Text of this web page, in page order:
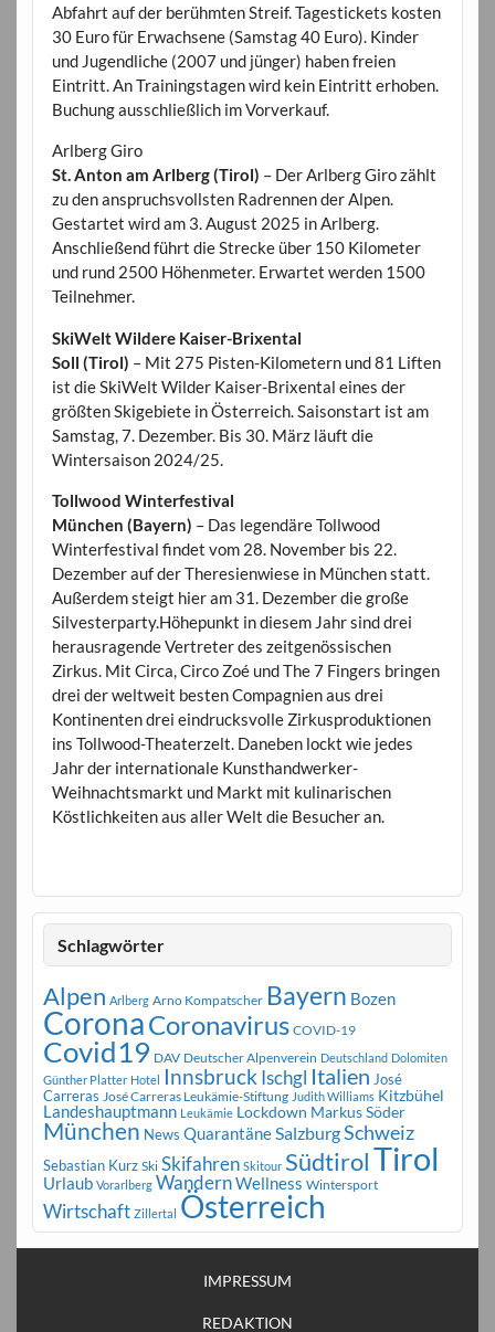
Abfahrt auf der berühmten Streif. Tagestickets kosten
30 Euro für Erwachsene (Samstag 40 Euro). Kinder
und Jugendliche (2007 und jünger) haben freien
Eintritt. An Trainingstagen wird kein Eintritt erhoben.
Buchung ausschließlich im Vorverkauf.
Arlberg Giro
St. Anton am Arlberg (Tirol) – Der Arlberg Giro zählt
zu den anspruchsvollsten Radrennen der Alpen.
Gestartet wird am 3. August 2025 in Arlberg.
Anschließend führt die Strecke über 150 Kilometer
und rund 2500 Höhenmeter. Erwartet werden 1500
Teilnehmer.
SkiWelt Wildere Kaiser-Brixental
Soll (Tirol) – Mit 275 Pisten-Kilometern und 81 Liften
ist die SkiWelt Wilder Kaiser-Brixental eines der
größten Skigebiete in Österreich. Saisonstart ist am
Samstag, 7. Dezember. Bis 30. März läuft die
Wintersaison 2024/25.
Tollwood Winterfestival
München (Bayern) – Das legendäre Tollwood
Winterfestival findet vom 28. November bis 22.
Dezember auf der Theresienwiese in München statt.
Außerdem steigt hier am 31. Dezember die große
Silvesterparty.Höhepunkt in diesem Jahr sind drei
herausragende Vertreter des zeitgenössischen
Zirkus. Mit Circa, Circo Zoé und The 7 Fingers bringen
drei der weltweit besten Compagnien aus drei
Kontinenten drei eindrucksvolle Zirkusproduktionen
ins Tollwood-Theaterzelt. Daneben lockt wie jedes
Jahr der internationale Kunsthandwerker-
Weihnachtsmarkt und Markt mit kulinarischen
Köstlichkeiten aus aller Welt die Besucher an.
Schlagwörter
Alpen Arlberg Arno Kompatscher Bayern Bozen
CoronaCoronavirus COVID-19
Covid19 DAV Deutscher Alpenverein Deutschland Dolomiten
Günther Platter Hotel Innsbruck Ischgl Italien José
Carreras José Carreras Leukämie-Stiftung Judith Williams Kitzbühel
Landeshauptmann Leukämie Lockdown Markus Söder
München News QuarantäneSalzburgSchweiz
Sebastian Kurz Ski Skifahren Skitour SüdtirolTirol
Urlaub Vorarlberg WandernWellness Wintersport
Wirtschaft Zillertal Österreich
IMPRESSUM
REDAKTION